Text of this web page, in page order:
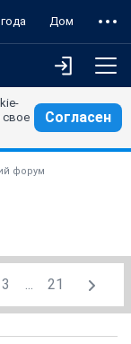
Дом
свое
Согласен
форум
... 21